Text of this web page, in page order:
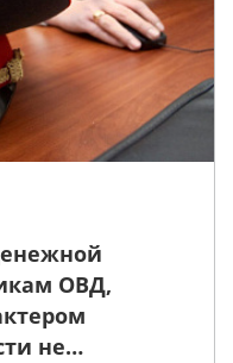
ОВД,
не